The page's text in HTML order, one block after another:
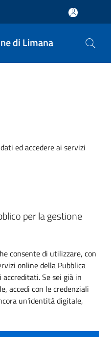
di Limana
ed accedere ai servizi
per la gestione
consente di utilizzare, con
online della Pubblica
Se sei già in
accedi con le credenziali
un'identità digitale,